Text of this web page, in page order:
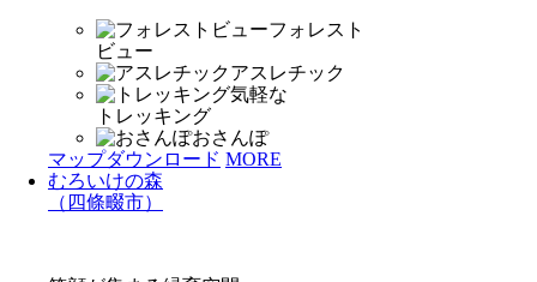
フォレスト
ビュー
アスレチック
気軽な
トレッキング
おさんぽ
マップダウンロード MORE
むろいけの森
（四條畷市）